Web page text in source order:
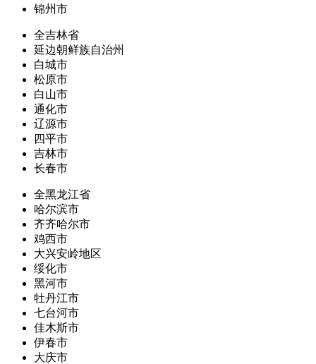
锦州市
全吉林省
延边朝鲜族自治州
白城市
松原市
白山市
通化市
辽源市
四平市
吉林市
长春市
全黑龙江省
哈尔滨市
齐齐哈尔市
鸡西市
大兴安岭地区
绥化市
黑河市
牡丹江市
七台河市
佳木斯市
伊春市
大庆市